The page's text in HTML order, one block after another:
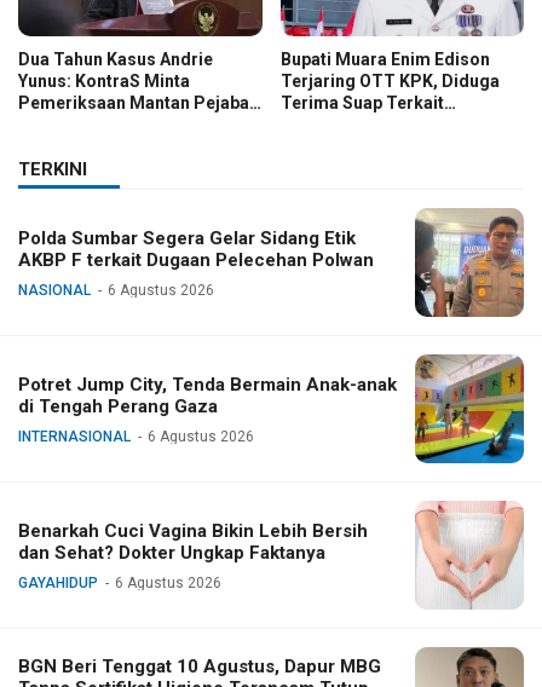
Dua Tahun Kasus Andrie
Yunus: KontraS Minta
Pemeriksaan Mantan Pejabat
Bupati Muara Enim Edison
Terjaring OTT KPK, Diduga
Terima Suap Terkait
TERKINI
Polda Sumbar Segera Gelar Sidang Etik
AKBP F terkait Dugaan Pelecehan Polwan
NASIONAL 6 Agustus 2026
Potret Jump City, Tenda Bermain Anak-anak
di Tengah Perang Gaza
INTERNASIONAL 6 Agustus 2026
Benarkah Cuci Vagina Bikin Lebih Bersih
dan Sehat? Dokter Ungkap Faktanya
GAYAHIDUP 6 Agustus 2026
BGN Beri Tenggat 10 Agustus, Dapur MBG